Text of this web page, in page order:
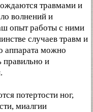
травмами и
волнений и
опыт работы с ними
случаев травм и
аппарата можно
правильно и
потертости ног,
миалгии